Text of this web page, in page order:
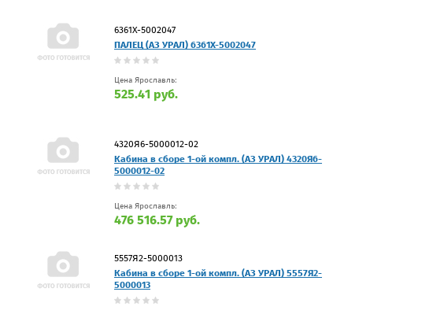
6361Х-5002047
ПАЛЕЦ (АЗ УРАЛ) 6361Х-5002047
Цена Ярославль:
525.41 руб.
4320Я6-5000012-02
Кабина в сборе 1-ой компл. (АЗ УРАЛ) 4320Я6-
5000012-02
Цена Ярославль:
476 516.57 руб.
5557Я2-5000013
Кабина в сборе 1-ой компл. (АЗ УРАЛ) 5557Я2-
5000013